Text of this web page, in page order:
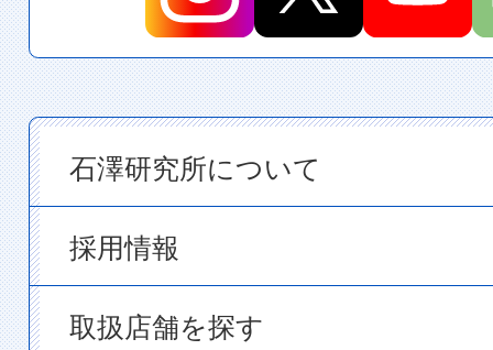
石澤研究所について
採用情報
取扱店舗を探す